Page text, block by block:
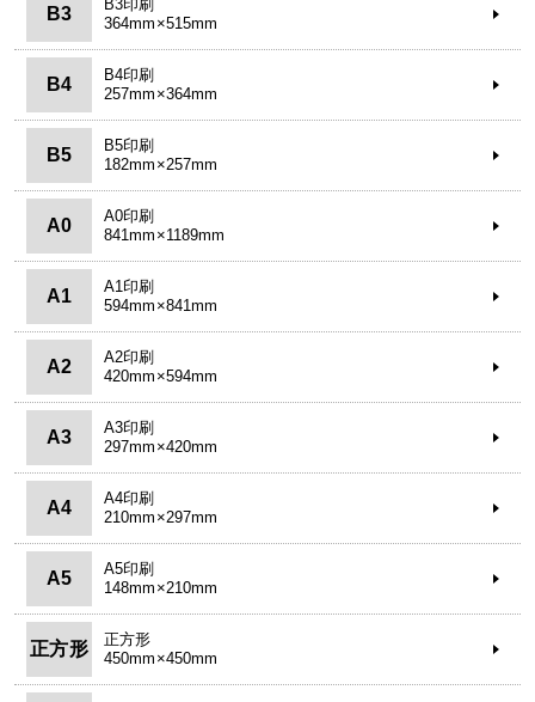
B3
B3印刷
364mm×515mm
B4
B4印刷
257mm×364mm
B5
B5印刷
182mm×257mm
A0
A0印刷
841mm×1189mm
A1
A1印刷
594mm×841mm
A2
A2印刷
420mm×594mm
A3
A3印刷
297mm×420mm
A4
A4印刷
210mm×297mm
A5
A5印刷
148mm×210mm
正方形
正方形
450mm×450mm